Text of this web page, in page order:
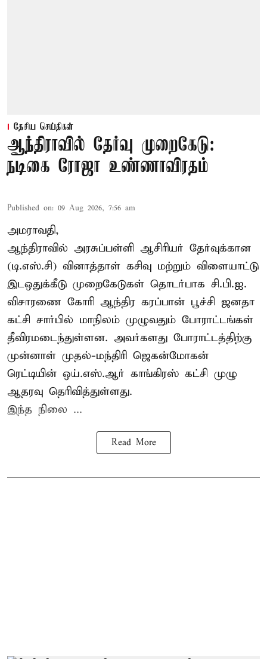
தேசிய செய்திகள்
ஆந்திராவில் தேர்வு முறைகேடு:
நடிகை ரோஜா உண்ணாவிரதம்
Published on: 09 Aug 2026, 7:56 am
அமராவதி,
ஆந்திராவில் அரசுப்பள்ளி ஆசிரியர் தேர்வுக்கான
(டி.எஸ்.சி) வினாத்தாள் கசிவு மற்றும் விளையாட்டு
இடஒதுக்கீடு முறைகேடுகள் தொடர்பாக சி.பி.ஐ.
விசாரணை கோரி ஆந்திர கரப்பான் பூச்சி ஜனதா
கட்சி சார்பில் மாநிலம் முழுவதும் போராட்டங்கள்
தீவிரமடைந்துள்ளன. அவர்களது போராட்டத்திற்கு
முன்னாள் முதல்-மந்திரி ஜெகன்மோகன்
ரெட்டியின் ஒய்.எஸ்.ஆர் காங்கிரஸ் கட்சி முழு
ஆதரவு தெரிவித்துள்ளது.
இந்த நிலை ...
Read More